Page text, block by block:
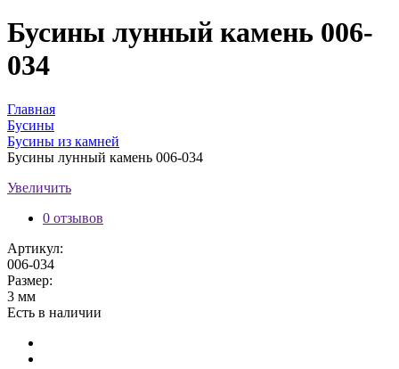
Бусины лунный камень 006-
034
Главная
Бусины
Бусины из камней
Бусины лунный камень 006-034
Увеличить
0 отзывов
Артикул:
006-034
Размер:
3 мм
Есть в наличии